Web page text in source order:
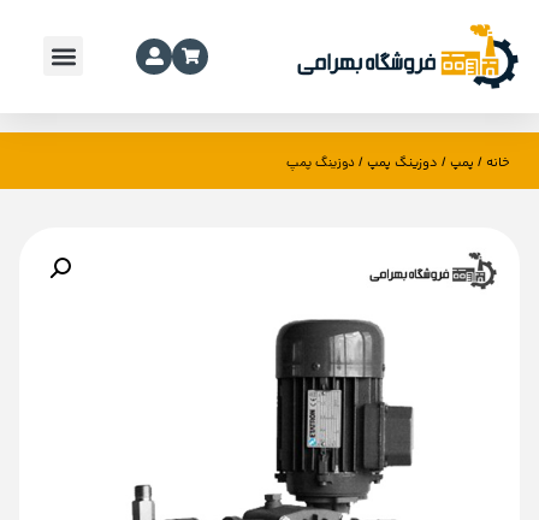
خانه / پمپ/ دوزینگ پمپ/ دوزینگ پمپ